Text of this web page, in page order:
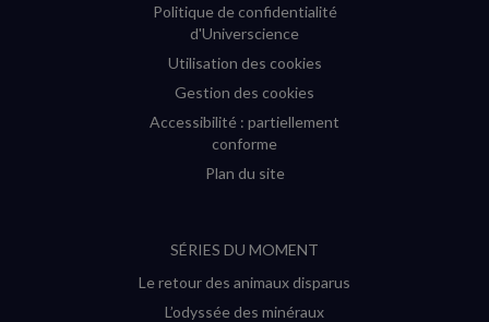
Politique de confidentialité
d'Universcience
Utilisation des cookies
Gestion des cookies
Accessibilité : partiellement
conforme
Plan du site
SÉRIES DU MOMENT
Le retour des animaux disparus
L’odyssée des minéraux